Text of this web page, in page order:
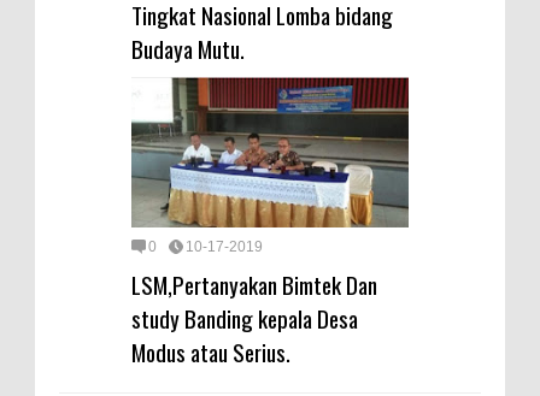
Tingkat Nasional Lomba bidang
Budaya Mutu.
0 10-17-2019
LSM,Pertanyakan Bimtek Dan
study Banding kepala Desa
Modus atau Serius.